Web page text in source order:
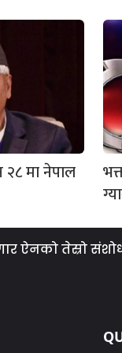
मा नेपाल
ऐनको तेस्रो